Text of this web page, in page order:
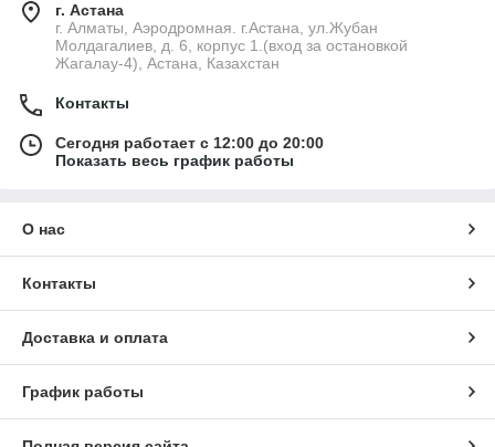
г. Астана
г. Алматы, Аэродромная. г.Астана, ул.Жубан
Молдагалиев, д. 6, корпус 1.(вход за остановкой
Жагалау-4), Астана, Казахстан
Контакты
Сегодня работает с 12:00 до 20:00
Показать весь график работы
О нас
Контакты
Доставка и оплата
График работы